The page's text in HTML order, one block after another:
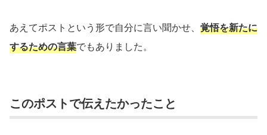
あえてポストという形で自分に言い聞かせ、 覚悟を新たに
するための言葉でもありました。
このポストで伝えたかったこと